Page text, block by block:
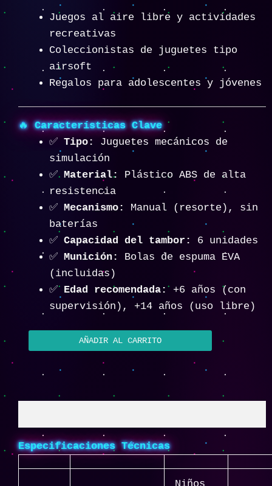
Juegos al aire libre y actividades
recreativas
Coleccionistas de juguetes tipo
airsoft
Regalos para adolescentes y jóvenes
🔥Características Clave
✅ Tipo:
Juguetes mecánicos de
simulación
✅ Material:
Plástico ABS de alta
resistencia
✅ Mecanismo:
Manual (resorte), sin
baterías
✅ Capacidad del tambor:
6 unidades
✅ Munición:
Bolas de espuma EVA
(incluidas)
✅ Edad recomendada: +6 años (con
supervisión), +14 años (uso libre)
AÑADIR AL CARRITO
Especificaciones Técnicas
Niños